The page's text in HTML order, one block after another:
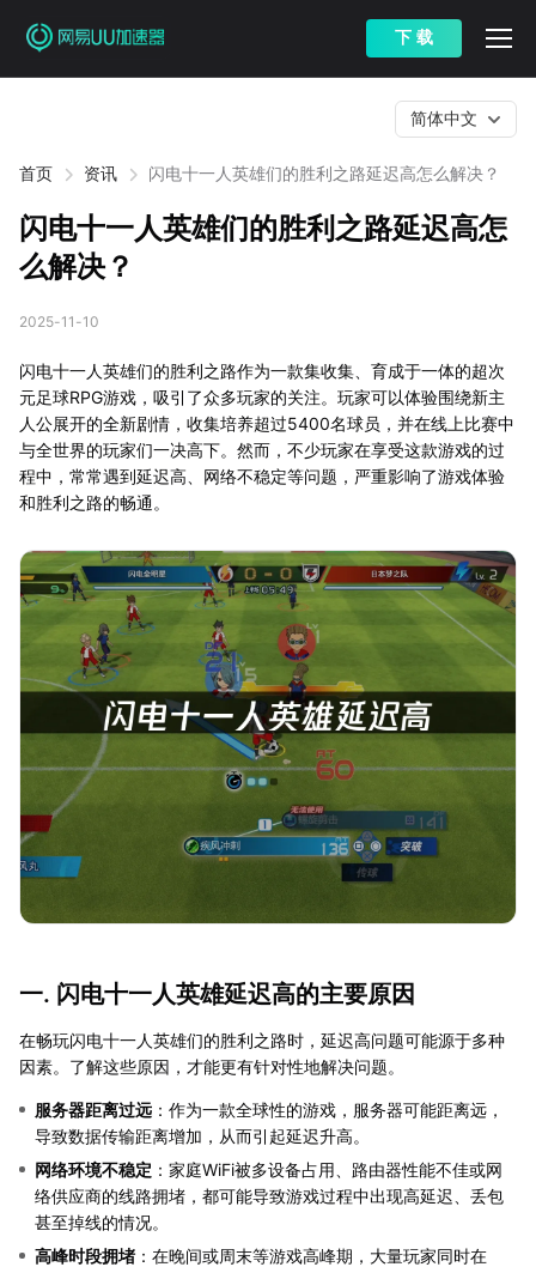
下 载
首页 资讯 闪电十一人英雄们的胜利之路延迟高怎么解决？
简体中文
闪电十一人英雄们的胜利之路延迟高怎
么解决？
2025-11-10
闪电十一人英雄们的胜利之路作为一款集收集、育成于一体的超次
元足球RPG游戏，吸引了众多玩家的关注。玩家可以体验围绕新主
人公展开的全新剧情，收集培养超过5400名球员，并在线上比赛中
与全世界的玩家们一决高下。然而，不少玩家在享受这款游戏的过
程中，常常遇到延迟高、网络不稳定等问题，严重影响了游戏体验
和胜利之路的畅通。
一. 闪电十一人英雄延迟高的主要原因
在畅玩闪电十一人英雄们的胜利之路时，延迟高问题可能源于多种
因素。了解这些原因，才能更有针对性地解决问题。
服务器距离过远 ：作为一款全球性的游戏，服务器可能距离远，
导致数据传输距离增加，从而引起延迟升高。
网络环境不稳定 ：家庭WiFi被多设备占用、路由器性能不佳或网
络供应商的线路拥堵，都可能导致游戏过程中出现高延迟、丢包
甚至掉线的情况。
高峰时段拥堵 ：在晚间或周末等游戏高峰期，大量玩家同时在